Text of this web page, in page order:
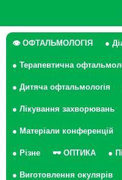
👁 ОФТАЛЬМОЛОГІЯ ●
● Терапевтична
● Дитяча офтальмологія
● Лікування захворювань
● Матеріали конференцій
● Різне 🕶 ОПТИКА ●
● Виготовлення окулярів